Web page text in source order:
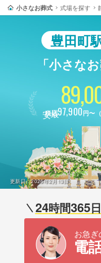
小さなお葬式 式場を探す
豊田町
「小さな
更新日：2026年2月13日
税込97,900円〜
24時間365日
お急
電